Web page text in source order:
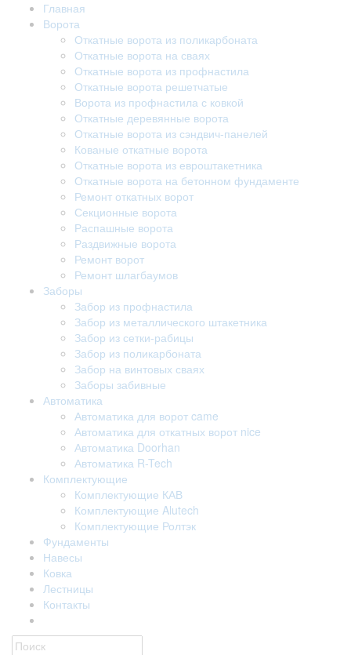
Главная
Ворота
Откатные ворота из поликарбоната
Откатные ворота на сваях
Откатные ворота из профнастила
Откатные ворота решетчатые
Ворота из профнастила с ковкой
Откатные деревянные ворота
Откатные ворота из сэндвич-панелей
Кованые откатные ворота
Откатные ворота из евроштакетника
Откатные ворота на бетонном фундаменте
Ремонт откатных ворот
Секционные ворота
Распашные ворота
Раздвижные ворота
Ремонт ворот
Ремонт шлагбаумов
Заборы
Забор из профнастила
Забор из металлического штакетника
Забор из сетки-рабицы
Забор из поликарбоната
Забор на винтовых сваях
Заборы забивные
Автоматика
Автоматика для ворот came
Автоматика для откатных ворот nice
Автоматика Doorhan
Автоматика R-Tech
Комплектующие
Комплектующие КАВ
Комплектующие Alutech
Комплектующие Ролтэк
Фундаменты
Навесы
Ковка
Лестницы
Контакты